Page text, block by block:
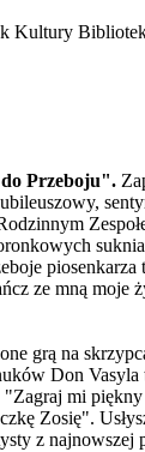
Kultury
Przeboju".
piosenkarza
ze mną moje
grą na
Don Vasyla
"Zagraj mi
Zosię".
z najnowszej